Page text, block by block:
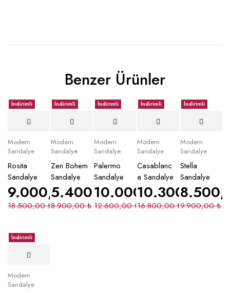
Benzer Ürünler
İndirimli
Modern
Sandalye
Rosita
Sandalye
18.500,00₺
9.000,00₺
İndirimli
Modern
Sandalye
Zen Bohem
Sandalye
8.900,00₺
5.400,00₺
İndirimli
Modern
Sandalye
Palermo
Sandalye
12.600,00₺
10.000,00₺
İndirimli
Modern
Sandalye
Casablanc
a Sandalye
16.800,00₺
10.300,00₺
İndirimli
Modern
Sandalye
Stella
Sandalye
9.900,00₺
İndirimli
Modern
Sandalye